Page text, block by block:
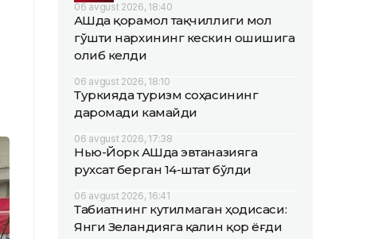
06 avgust 2026, 18:40
АҚШда қорамол тақчиллиги мол
гўшти нархининг кескин ошишига
олиб келди
06 avgust 2026, 18:10
Туркияда туризм соҳасининг
даромади камайди
06 avgust 2026, 17:38
Нью-Йорк АҚШда эвтаназияга
рухсат берган 14-штат бўлди
06 avgust 2026, 16:41
Табиатнинг кутилмаган ҳодисаси:
Янги Зеландияга қалин қор ёғди